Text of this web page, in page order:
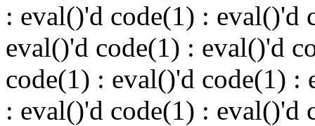
: eval()'d code(1) : eval()'d
eval()'d code(1) : eval()'d
code(1) : eval()'d code(1) :
: eval()'d code(1) : eval()'d